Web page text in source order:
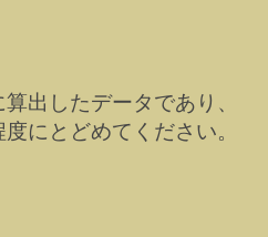
出したデータであり、
にとどめてください。